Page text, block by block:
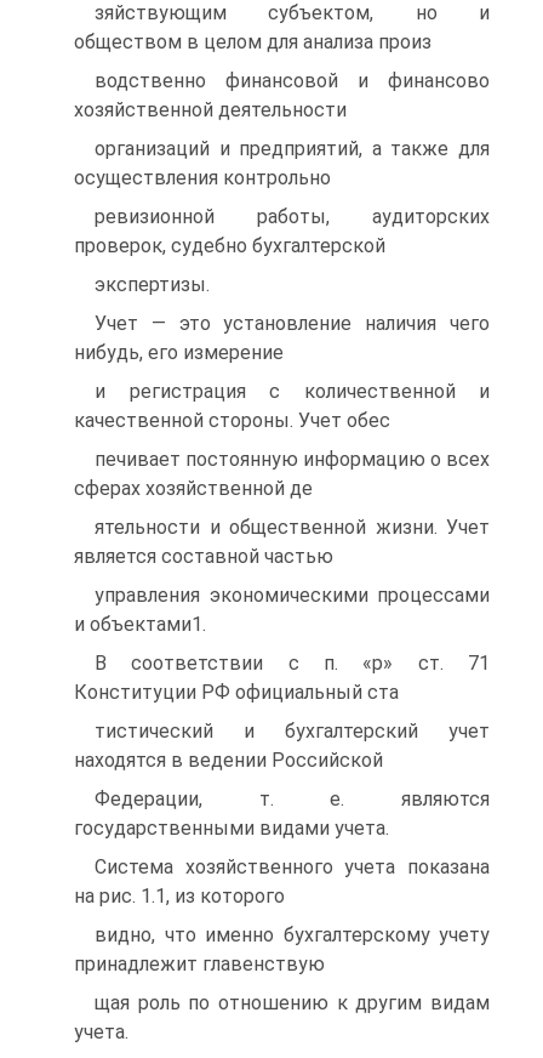
зяйствующим субъектом, но и
обществом в целом для анализа произ
водственно финансовой и финансово
хозяйственной деятельности
организаций и предприятий, а также для
осуществления контрольно
ревизионной работы, аудиторских
проверок, судебно бухгалтерской
экспертизы.
Учет — это установление наличия чего
нибудь, его измерение
и регистрация с количественной и
качественной стороны. Учет обес
печивает постоянную информацию о всех
сферах хозяйственной де
ятельности и общественной жизни. Учет
является составной частью
управления экономическими процессами
и объектами1.
В соответствии с п. «р» ст. 71
Конституции РФ официальный ста
тистический и бухгалтерский учет
находятся в ведении Российской
Федерации, т. е. являются
государственными видами учета.
Система хозяйственного учета показана
на рис. 1.1, из которого
видно, что именно бухгалтерскому учету
принадлежит главенствую
щая роль по отношению к другим видам
учета.